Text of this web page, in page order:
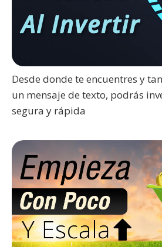
Desde donde te encuentres y
un mensaje de texto, podrás
segura y rápida